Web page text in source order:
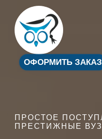
ОФОРМИТЬ ЗАКАЗ
ПРОСТОЕ
ПРЕСТИЖНЫЕ